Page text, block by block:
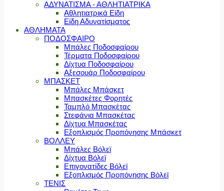
ΑΔΥΝΑΤΙΣΜΑ - ΑΘΛΗΤΙΑΤΡΙΚΑ
Αθλητιατρικά Είδη
Είδη Αδυνατίσματος
ΑΘΛΗΜΑΤΑ
ΠΟΔΟΣΦΑΙΡΟ
Μπάλες Ποδοσφαίρου
Τέρματα Ποδοσφαίρου
Δίχτυα Ποδοσφαίρου
Αξεσουάρ Ποδοσφαίρου
ΜΠΑΣΚΕΤ
Μπάλες Μπάσκετ
Μπασκέτες Φορητές
Ταμπλό Μπασκέτας
Στεφάνια Μπασκέτας
Δίχτυα Μπασκέτας
Εξοπλισμός Προπόνησης Μπάσκετ
ΒΟΛΛΕΥ
Μπάλες Βόλεϊ
Δίχτυα Βόλεϊ
Επιγονατίδες Βόλεϊ
Εξοπλισμός Προπόνησης Βόλεϊ
ΤΕΝΙΣ